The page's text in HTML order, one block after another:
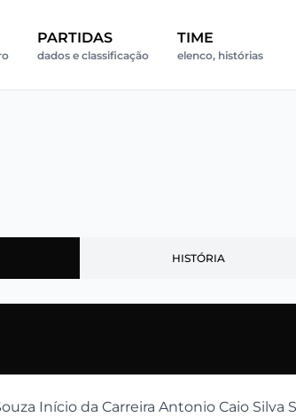
PARTIDAS
dados e classificação
TIME
elenco, histórias
HISTÓRIA
Início da Carreira Antonio Caio Silva